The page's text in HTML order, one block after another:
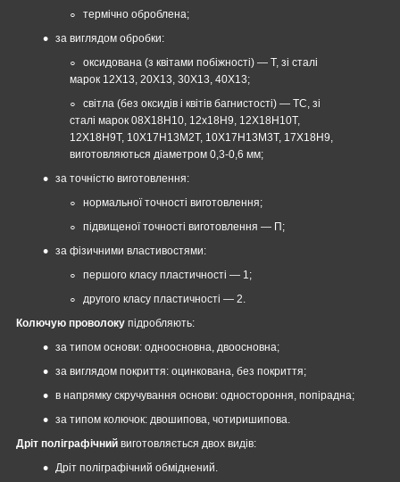
термічно оброблена;
за виглядом обробки:
оксидована (з квітами побіжності) — Т, зі сталі
марок 12Х13, 20Х13, 30Х13, 40Х13;
світла (без оксидів і квітів багнистості) — ТС, зі
сталі марок 08Х18Н10, 12х18Н9, 12Х18Н10Т,
12Х18Н9Т, 10Х17Н13М2Т, 10Х17Н13М3Т, 17Х18Н9,
виготовляються діаметром 0,3-0,6 мм;
за точністю виготовлення:
нормальної точності виготовлення;
підвищеної точності виготовлення — П;
за фізичними властивостями:
першого класу пластичності — 1;
другого класу пластичності — 2.
Колючую проволоку підробляють:
за типом основи: одноосновна, двоосновна;
за виглядом покриття: оцинкована, без покриття;
в напрямку скручування основи: одностороння, попірадна;
за типом колючок: двошипова, чотиришипова.
Дріт поліграфічний виготовляється двох видів:
Дріт поліграфічний обміднений.